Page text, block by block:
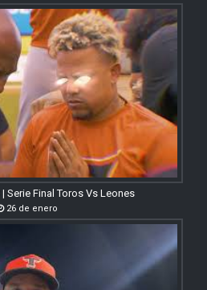
Serie Final Toros Vs Leones
26 de enero